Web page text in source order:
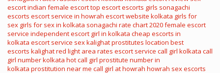
escortindian female escorttop escortescorts girls sonagachi
escorts escort service in howrah escort website kolkata girls for
sex girls for sex in kolkata sonagachi rate chart 2020female escort
service independent escort girl in kolkata cheap escorts in
kolkata escort service sexkalighat prostitutes location best
escorts kalighat red light area rates escort service call girl kolkata call
girl numberkolkata hot call girl prostitute number in
kolkata prostitution near me call girl at howrah howrah sexescorts